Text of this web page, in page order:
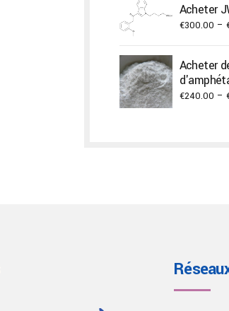
Acheter
€300.00 –
Acheter
€240.00 –